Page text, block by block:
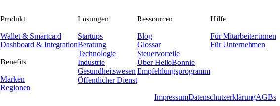
Produkt
Wallet & Smartcard
Dashboard & Integration
Benefits
Marken
Regionen
Lösungen
Startups
Beratung
Technologie
Industrie
Gesundheitswesen
Öffentlicher Dienst
Ressourcen
Blog
Glossar
Steuervorteile
Über HelloBonnie
Empfehlungsprogramm
Hilfe
Für Mitarbeiter:innen
Für Unternehmen
ImpressumDatenschutzerklärungAGBs